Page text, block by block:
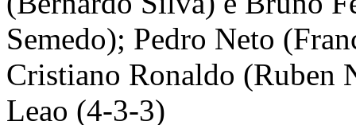
Semedo); Pedro Neto
Cristiano Ronaldo (Ruben
Leao (4-3-3)